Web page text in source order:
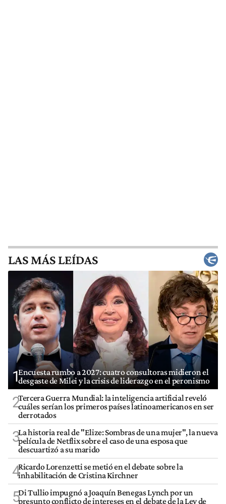
LAS MÁS LEÍDAS
1Encuesta rumbo a 2027: cuatro consultoras midieron el
desgaste de Milei y la crisis de liderazgo en el peronismo
2Tercera Guerra Mundial: la inteligencia artificial reveló
cuáles serían los primeros países latinoamericanos en ser
derrotados
3La historia real de "Elize: Sombras de una mujer", la nueva
película de Netflix sobre el caso de una esposa que
descuartizó a su marido
4Ricardo Lorenzetti se metió en el debate sobre la
inhabilitación de Cristina Kirchner
5Di Tullio impugnó a Joaquín Benegas Lynch por un
presunto conflicto de intereses en el debate de la Ley de